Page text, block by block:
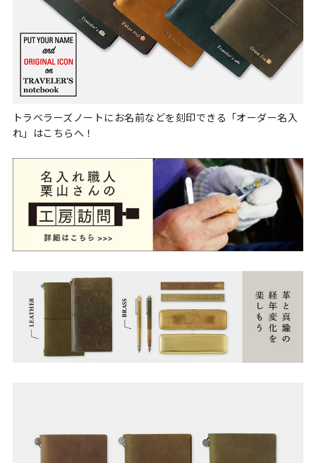
トラベラーズノートにお名前などを刻印できる「オーダー名入
れ」はこちらへ！